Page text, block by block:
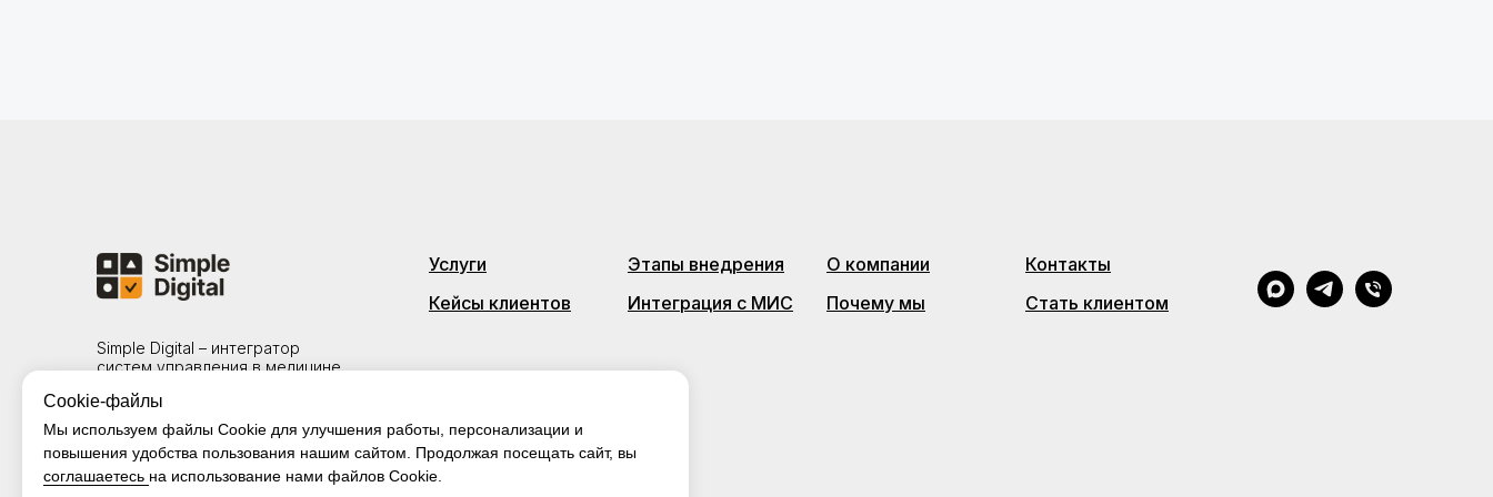
Cookie-файлы
Мы используем файлы Cookie для улучшения работы, персонализации и
повышения удобства пользования нашим сайтом. Продолжая посещать сайт, вы
соглашаетесь на использование нами файлов Cookie.
Simple Digital – интегратор
систем управления в медицине
Политика конфиденциальности
Лицензионное соглашение
© 2026 Simple Digital
Услуги
Кейсы клиентов
Этапы внедрения
Интеграция с МИС
О компании
Почему мы
Контакты
Стать клиентом